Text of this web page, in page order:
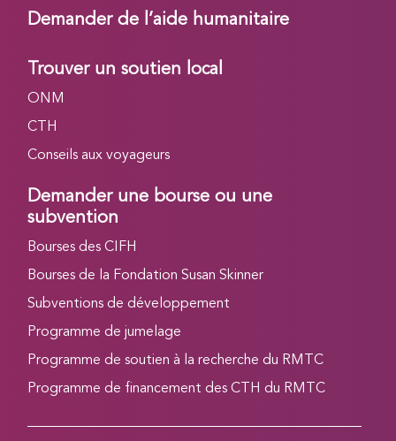
Demander de l’aide humanitaire
Trouver un soutien local
ONM
CTH
Conseils aux voyageurs
Demander une bourse ou une
subvention
Bourses des CIFH
Bourses de la Fondation Susan Skinner
Subventions de développement
Programme de jumelage
Programme de soutien à la recherche du RMTC
Programme de financement des CTH du RMTC